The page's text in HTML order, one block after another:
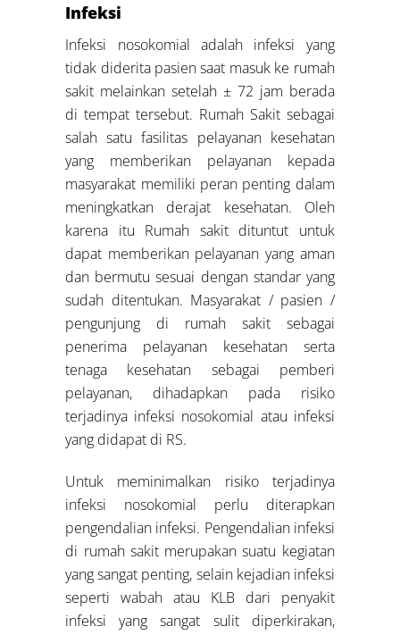
Infeksi
Infeksi nosokomial adalah infeksi yang
tidak diderita pasien saat masuk ke rumah
sakit melainkan setelah ± 72 jam berada
di tempat tersebut. Rumah Sakit sebagai
salah satu fasilitas pelayanan kesehatan
yang memberikan pelayanan kepada
masyarakat memiliki peran penting dalam
meningkatkan derajat kesehatan. Oleh
karena itu Rumah sakit dituntut untuk
dapat memberikan pelayanan yang aman
dan bermutu sesuai dengan standar yang
sudah ditentukan. Masyarakat / pasien /
pengunjung di rumah sakit sebagai
penerima pelayanan kesehatan serta
tenaga kesehatan sebagai pemberi
pelayanan, dihadapkan pada risiko
terjadinya infeksi nosokomial atau infeksi
yang didapat di RS.
Untuk meminimalkan risiko terjadinya
infeksi nosokomial perlu diterapkan
pengendalian infeksi. Pengendalian infeksi
di rumah sakit merupakan suatu kegiatan
yang sangat penting, selain kejadian infeksi
seperti wabah atau KLB dari penyakit
infeksi yang sangat sulit diperkirakan,